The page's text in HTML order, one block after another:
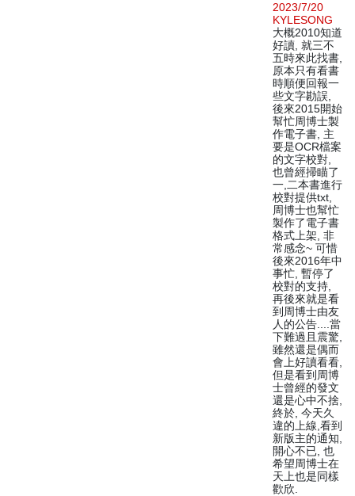
2023/7/20
KYLESONG
大概2010知道
好讀, 就三不
五時來此找書,
原本只有看書
時順便回報一
些文字勘誤,
後來2015開始
幫忙周博士製
作電子書, 主
要是OCR檔案
的文字校對,
也曾經掃瞄了
一,二本書進行
校對提供txt,
周博士也幫忙
製作了電子書
格式上架, 非
常感念~ 可惜
後來2016年中
事忙, 暫停了
校對的支持,
再後來就是看
到周博士由友
人的公告....當
下難過且震驚,
雖然還是偶而
會上好讀看看,
但是看到周博
士曾經的發文
還是心中不捨,
終於, 今天久
違的上線,看到
新版主的通知,
開心不已, 也
希望周博士在
天上也是同樣
歡欣.